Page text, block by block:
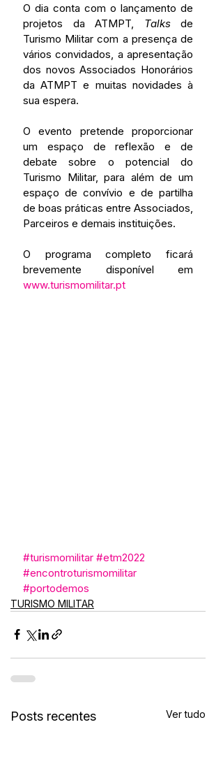
O dia conta com o lançamento de
projetos da ATMPT, Talks de
Turismo Militar com a presença de
vários convidados, a apresentação
dos novos Associados Honorários
da ATMPT e muitas novidades à
sua espera.
O evento pretende proporcionar
um espaço de reflexão e de
debate sobre o potencial do
Turismo Militar, para além de um
espaço de convívio e de partilha
de boas práticas entre Associados,
Parceiros e demais instituições.
O programa completo ficará
www.turismomilitar.pt
#turismomilitar #etm2022
#encontroturismomilitar
#portodemos
TURISMO MILITAR
Posts recentes Ver tudo